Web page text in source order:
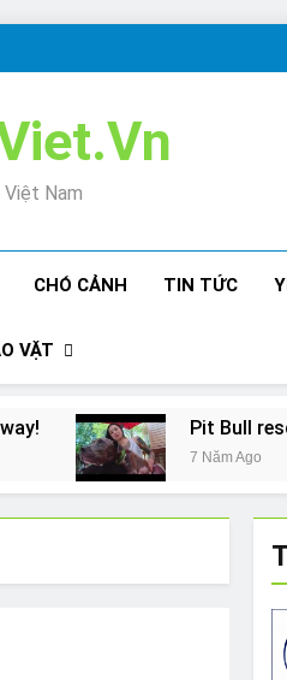
Việt Nam
CHÓ CẢNH TIN TỨC
VẶT
Pit Bull
7 Năm Ago
why!
The Ultimate Guide to
Can Bulldogs Run